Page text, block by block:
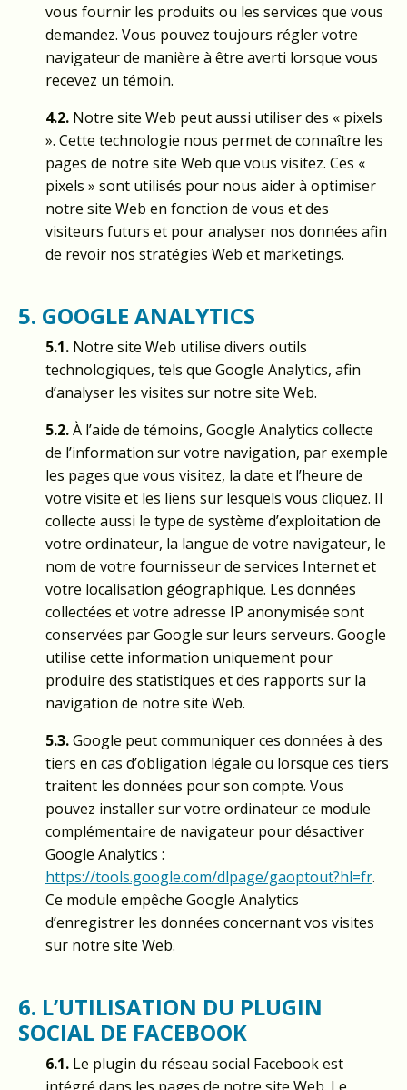
vous fournir les produits ou les services que vous
demandez. Vous pouvez toujours régler votre
navigateur de manière à être averti lorsque vous
recevez un témoin.
4.2. Notre site Web peut aussi utiliser des « pixels
». Cette technologie nous permet de connaître les
pages de notre site Web que vous visitez. Ces «
pixels » sont utilisés pour nous aider à optimiser
notre site Web en fonction de vous et des
visiteurs futurs et pour analyser nos données afin
de revoir nos stratégies Web et marketings.
5. GOOGLE ANALYTICS
5.1. Notre site Web utilise divers outils
technologiques, tels que Google Analytics, afin
d’analyser les visites sur notre site Web.
5.2.À l’aide de témoins, Google Analytics collecte
de l’information sur votre navigation, par exemple
les pages que vous visitez, la date et l’heure de
votre visite et les liens sur lesquels vous cliquez. Il
collecte aussi le type de système d’exploitation de
votre ordinateur, la langue de votre navigateur, le
nom de votre fournisseur de services Internet et
votre localisation géographique. Les données
collectées et votre adresse IP anonymisée sont
conservées par Google sur leurs serveurs. Google
utilise cette information uniquement pour
produire des statistiques et des rapports sur la
navigation de notre site Web.
5.3.Google peut communiquer ces données à des
tiers en cas d’obligation légale ou lorsque ces tiers
traitent les données pour son compte. Vous
pouvez installer sur votre ordinateur ce module
complémentaire de navigateur pour désactiver
Google Analytics :
https://tools.google.com/dlpage/gaoptout?hl=fr.
Ce module empêche Google Analytics
d’enregistrer les données concernant vos visites
sur notre site Web.
6. L’UTILISATION DU PLUGIN
SOCIAL DE FACEBOOK
6.1. Le plugin du réseau social Facebook est
intégré dans les pages de notre site Web. Le